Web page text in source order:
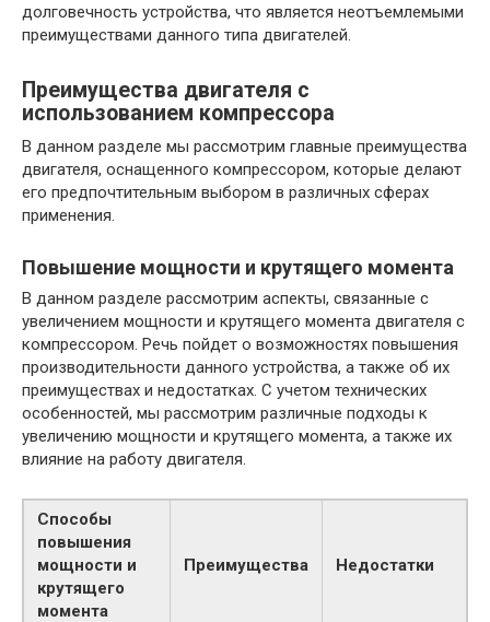
долговечность устройства, что является неотъемлемыми
преимуществами данного типа двигателей.
Преимущества двигателя с
использованием компрессора
В данном разделе мы рассмотрим главные преимущества
двигателя, оснащенного компрессором, которые делают
его предпочтительным выбором в различных сферах
применения.
Повышение мощности и крутящего момента
В данном разделе рассмотрим аспекты, связанные с
увеличением мощности и крутящего момента двигателя с
компрессором. Речь пойдет о возможностях повышения
производительности данного устройства, а также об их
преимуществах и недостатках. С учетом технических
особенностей, мы рассмотрим различные подходы к
увеличению мощности и крутящего момента, а также их
влияние на работу двигателя.
Способы
повышения
мощности и
крутящего
момента
Преимущества Недостатки